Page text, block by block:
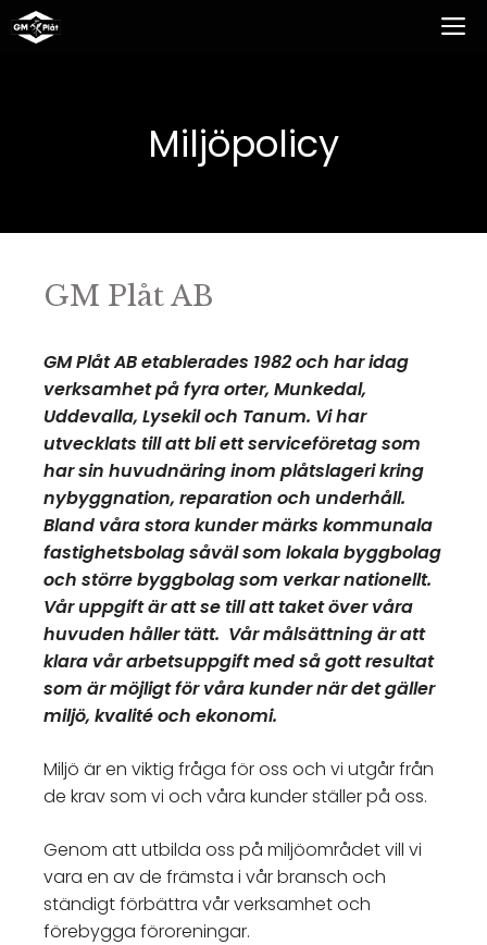
Hoppa
till
Miljöpolicy
GM Plåt AB
GM Plåt AB etablerades 1982 och har idag
verksamhet på fyra orter, Munkedal,
Uddevalla, Lysekil och Tanum. Vi har
utvecklats till att bli ett serviceföretag som
har sin huvudnäring inom plåtslageri kring
nybyggnation, reparation och underhåll.
Bland våra stora kunder märks kommunala
fastighetsbolag såväl som lokala byggbolag
och större byggbolag som verkar nationellt.
Vår uppgift är att se till att taket över våra
huvuden håller tätt. Vår målsättning är att
klara vår arbetsuppgift med så gott resultat
som är möjligt för våra kunder när det gäller
miljö, kvalité och ekonomi.
Miljö är en viktig fråga för oss och vi utgår från
de krav som vi och våra kunder ställer på oss.
Genom att utbilda oss på miljöområdet vill vi
vara en av de främsta i vår bransch och
ständigt förbättra vår verksamhet och
förebygga föroreningar.